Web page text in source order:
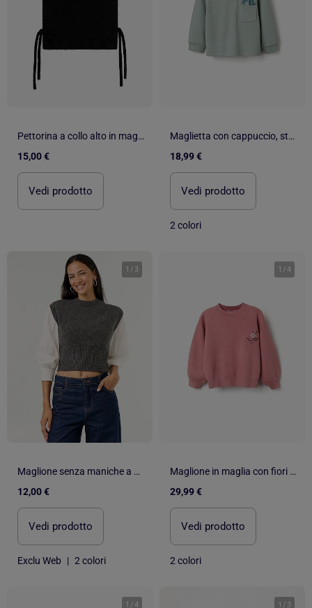
Pettorina a collo alto in maglia
15,00 €
Vedi prodotto
Maglietta con cappuccio, stampa e tasca
18,99 €
Vedi prodotto
2 colori
1 / 3
Maglione senza maniche a maglia grossa
12,00 €
Vedi prodotto
Exclu Web | 2 colori
1 /4
Maglione in maglia con fiori ricamati
29,99 €
Vedi prodotto
2 colori
1 /4 1 / 3